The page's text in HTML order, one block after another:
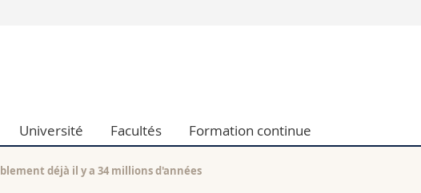
Lettres et sciences humaines
de l'éducation et de la formation
et médecine
Interfacultaire
Collaborateurs
Université Facultés Formation continue
déjà il y a 34 millions d'années